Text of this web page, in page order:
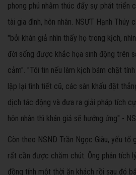
phong phú nhằm thúc đẩy sự phát triển
tài gia đình, hôn nhân. NSƯT Hạnh Thúy
"bởi khán giả nhìn thấy họ trong kịch,
đời sống được khắc họa sinh động trên
cảm". "Tôi tin nếu làm kịch bám chặt
lặp lại tình tiết cũ, các sân khấu đặt
dịch tác động và đưa ra giải pháp tích
hôn nhân thì khán giả sẽ hưởng ứng" -
Còn theo NSND Trần Ngọc Giàu, yếu tố
rất cần được chăm chút. Ông phân tích
đồng tính một thời ăn khách rồi sau đó